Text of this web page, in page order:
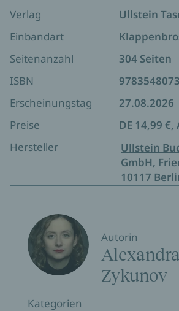
aber Alexandra Zykunov schafft
MAREIKE FALLWICKL
Verlag
Ullstein
Einbandart
Seitenanzahl
304 Seiten
ISBN
Erscheinungstag
27.08.2026
Preise
DE 14,99 €,
Hersteller
Ullstein
GmbH,
10117
Autorin
Alexandra
Zykunov
Kategorien